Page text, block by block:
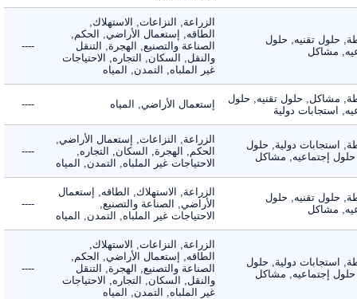
حلول تقنيه, حلول
مشاكل
الزراعة, النزاعات, الاستهلاك,
الطاقه, إستعمال الأراضي, الحكم,
الصناعة والتصنيع, الهجرة, التنقل
والنقل, السكان, التجاره, الاحتياجات
غير الملباه, التمدن, المياه
----
مشاكل, حلول تقنيه, حلول
استجابات دولية
إستعمال الأراضي, المياه ----
استجابات دولية, حلول
إجتماعيه, مشاكل
الزراعة, النزاعات, إستعمال الأراضي,
الحكم, الهجرة, السكان, التجاره,
الاحتياجات غير الملباه, التمدن, المياه
----
حلول تقنيه, حلول
مشاكل
الزراعة, الاستهلاك, الطاقه, إستعمال
الأراضي, الصناعة والتصنيع,
الاحتياجات غير الملباه, التمدن, المياه
----
استجابات دولية, حلول
إجتماعيه, مشاكل
الزراعة, النزاعات, الاستهلاك,
الطاقه, إستعمال الأراضي, الحكم,
الصناعة والتصنيع, الهجرة, التنقل
والنقل, السكان, التجاره, الاحتياجات
غير الملباه, التمدن, المياه
----